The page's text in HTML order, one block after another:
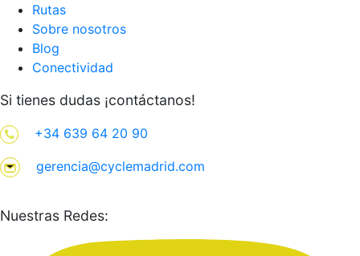
Rutas
Sobre nosotros
Blog
Conectividad
Si tienes dudas ¡contáctanos!
+34 639 64 20 90
gerencia@cyclemadrid.com
Nuestras Redes: